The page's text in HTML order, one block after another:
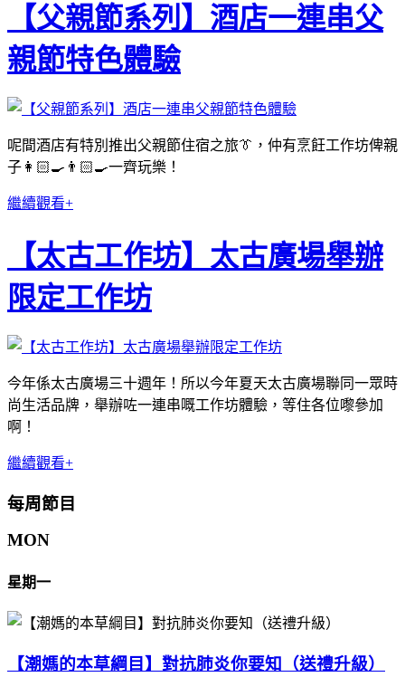
【父親節系列】酒店一連串父
親節特色體驗
呢間酒店有特別推出父親節住宿之旅👔，仲有烹飪工作坊俾親
子👩🏻‍🍳👨🏻‍🍳一齊玩樂！
繼續觀看+
【太古工作坊】太古廣場舉辦
限定工作坊
今年係太古廣場三十週年！所以今年夏天太古廣場聯同一眾時
尚生活品牌，舉辦咗一連串嘅工作坊體驗，等住各位嚟參加
啊！
繼續觀看+
每周節目
MON
星期一
【潮媽的本草綱目】對抗肺炎你要知（送禮升級）